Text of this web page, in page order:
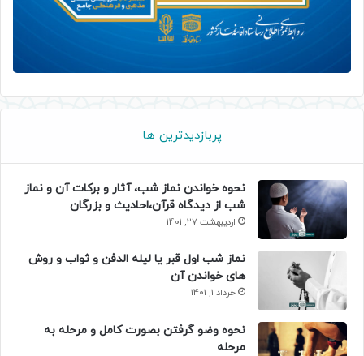
پربازدیدترین ها
نحوه خواندن نماز شب، آثار و برکات آن و نماز
شب از دیدگاه قرآن،احادیث و بزرگان
اردیبهشت 27, 1401
نماز شب اول قبر یا لیله الدفن و ثواب و روش
های خواندن آن
خرداد 1, 1401
نحوه وضو گرفتن بصورت کامل و مرحله به
مرحله